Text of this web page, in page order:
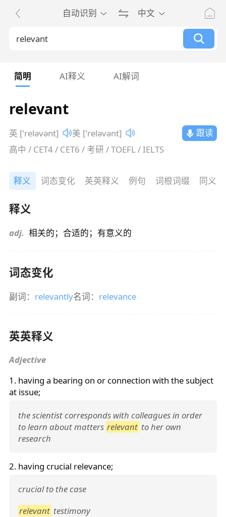
自动识别 中文
简明 AI释义 AI解词
relevant
英 [ˈreləvənt] 美 [ˈreləvənt]
跟读
高中 / CET4 / CET6 / 考研 / TOEFL / IELTS
释义 词态变化 英英释义 例句 词根词缀 同义词
释义
adj. 相关的；合适的；有意义的
词态变化
副词： relevantly名词： relevance
英英释义
Adjective
1. having a bearing on or connection with the subject
at issue;
the scientist corresponds with colleagues in order
to learn about matters relevant to her own
research
2. having crucial relevance;
crucial to the case
relevant testimony